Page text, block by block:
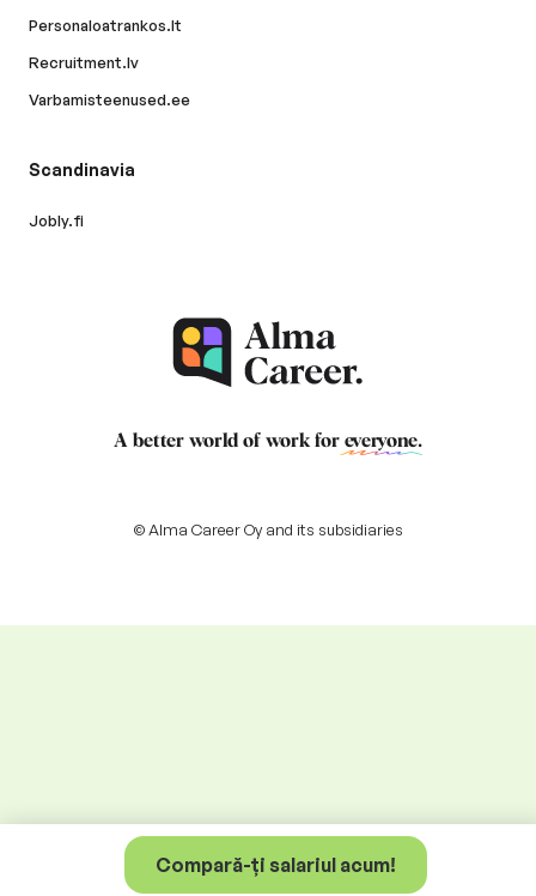
Compară-ți salariul acum!
Personaloatrankos.lt
Recruitment.lv
Varbamisteenused.ee
Scandinavia
Jobly.fi
A better world of work for everyone.
© Alma Career Oy and its subsidiaries